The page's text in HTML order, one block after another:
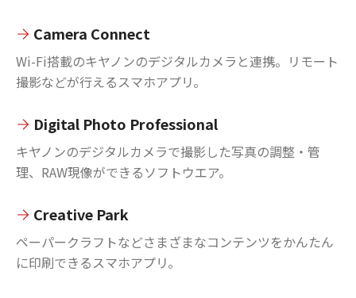
Camera Connect
Wi-Fi搭載のキヤノンのデジタルカメラと連携。リモート
撮影などが行えるスマホアプリ。
Digital Photo Professional
キヤノンのデジタルカメラで撮影した写真の調整・管
理、RAW現像ができるソフトウエア。
Creative Park
ペーパークラフトなどさまざまなコンテンツをかんたん
に印刷できるスマホアプリ。